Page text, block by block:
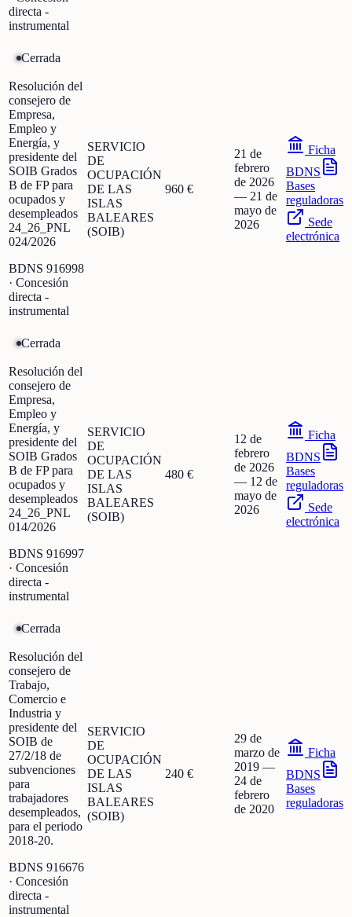
directa -
instrumental
Cerrada
Resolución del
consejero de
Empresa,
Empleo y
Energía, y
presidente del
SOIB Grados
B de FP para
ocupados y
desempleados
24_26_PNL
024/2026
BDNS 916998
· Concesión
directa -
instrumental
SERVICIO
DE
OCUPACIÓN
DE LAS
ISLAS
BALEARES
(SOIB)
960 €
21 de
febrero
de 2026
— 21 de
mayo de
2026
Ficha
BDNS
Bases
reguladoras
Sede
electrónica
Cerrada
Resolución del
consejero de
Empresa,
Empleo y
Energía, y
presidente del
SOIB Grados
B de FP para
ocupados y
desempleados
24_26_PNL
014/2026
BDNS 916997
· Concesión
directa -
instrumental
SERVICIO
DE
OCUPACIÓN
DE LAS
ISLAS
BALEARES
(SOIB)
480 €
12 de
febrero
de 2026
— 12 de
mayo de
2026
Ficha
BDNS
Bases
reguladoras
Sede
electrónica
Cerrada
Resolución del
consejero de
Trabajo,
Comercio e
Industria y
presidente del
SOIB de
27/2/18 de
subvenciones
para
trabajadores
desempleados,
para el periodo
2018-20.
BDNS 916676
· Concesión
directa -
instrumental
SERVICIO
DE
OCUPACIÓN
DE LAS
ISLAS
BALEARES
(SOIB)
240 €
29 de
marzo de
2019 —
24 de
febrero
de 2020
Ficha
BDNS
Bases
reguladoras